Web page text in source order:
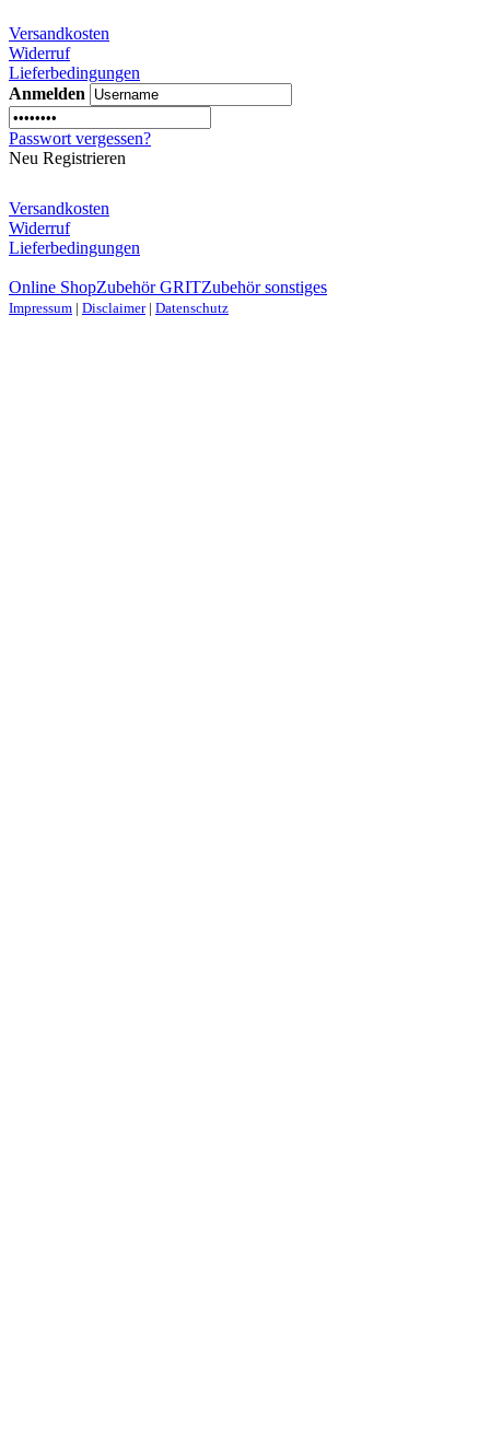
Versandkosten
Widerruf
Lieferbedingungen
Anmelden
Passwort vergessen?
Neu Registrieren
Versandkosten
Widerruf
Lieferbedingungen
Online ShopZubehör GRITZubehör sonstiges
Impressum | Disclaimer| Datenschutz